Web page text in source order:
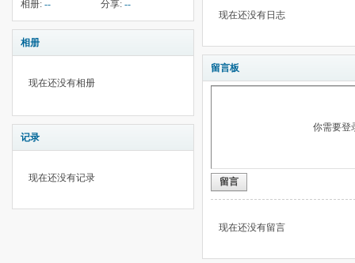
相册: -- 分享:--
相册
现在还没有相册
记录
现在还没有记录
现在还没有日志
留言板
你需要登
留言
现在还没有留言